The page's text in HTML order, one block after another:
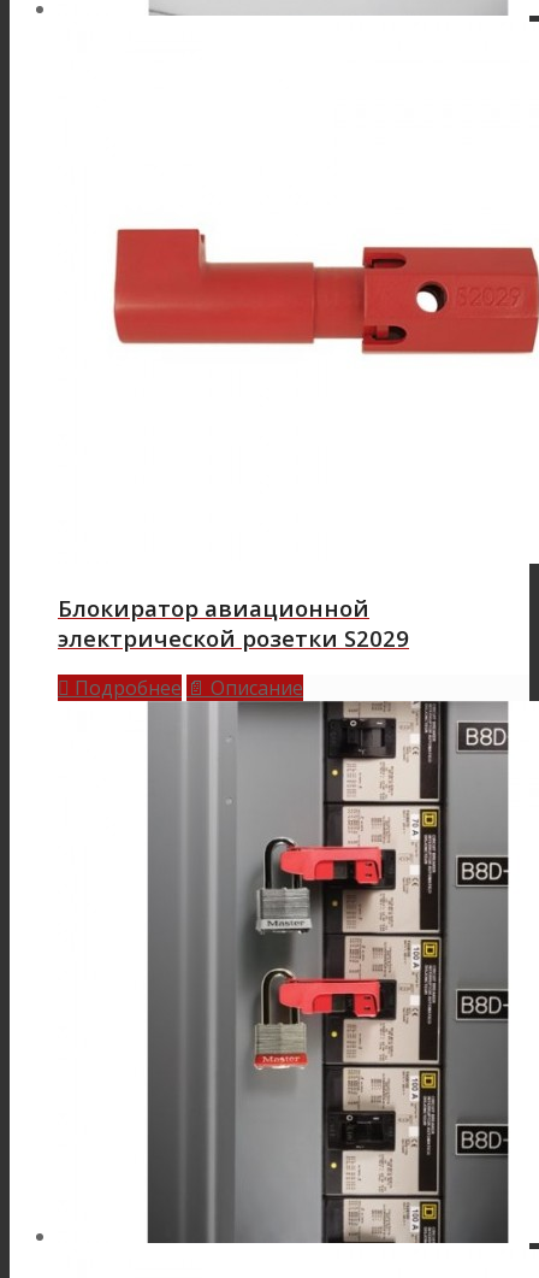
Блокиратор авиационной
электрической розетки S2029
 Подробнее 📄 Описание